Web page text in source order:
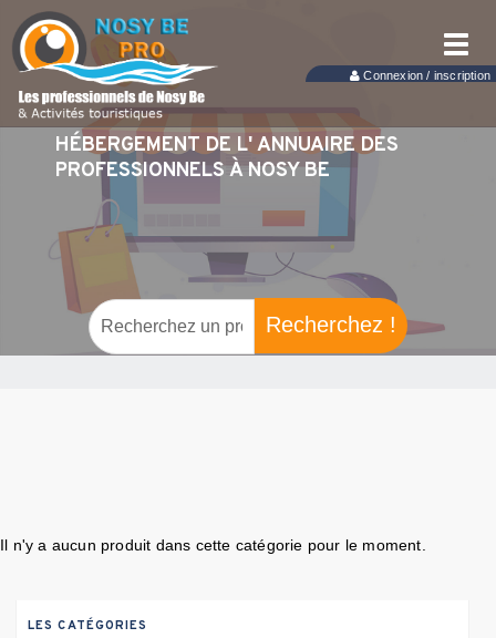
Connexion / inscription
HÉBERGEMENT DE L' ANNUAIRE DES
PROFESSIONNELS À NOSY BE
Recherchez !
Il n'y a aucun produit dans cette catégorie pour le moment.
LES CATÉGORIES